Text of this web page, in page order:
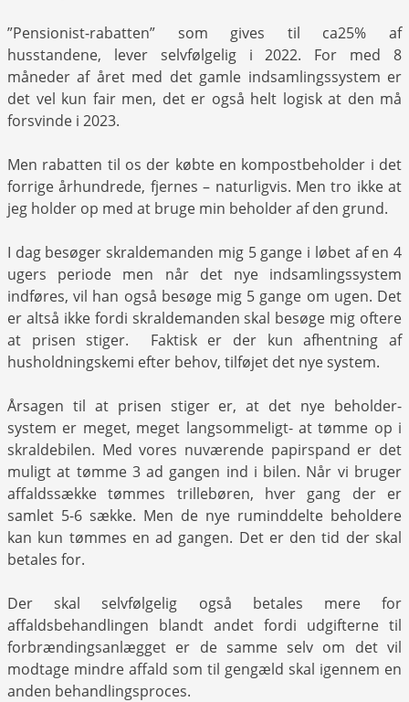
”Pensionist-rabatten” som gives til ca25% af
husstandene, lever selvfølgelig i 2022. For med 8
måneder af året med det gamle indsamlingssystem er
det vel kun fair men, det er også helt logisk at den må
forsvinde i 2023.
Men rabatten til os der købte en kompostbeholder i det
forrige århundrede, fjernes – naturligvis. Men tro ikke at
jeg holder op med at bruge min beholder af den grund.
I dag besøger skraldemanden mig 5 gange i løbet af en 4
ugers periode men når det nye indsamlingssystem
indføres, vil han også besøge mig 5 gange om ugen. Det
er altså ikke fordi skraldemanden skal besøge mig oftere
at prisen stiger. Faktisk er der kun afhentning af
husholdningskemi efter behov, tilføjet det nye system.
Årsagen til at prisen stiger er, at det nye beholder-
system er meget, meget langsommeligt- at tømme op i
skraldebilen. Med vores nuværende papirspand er det
muligt at tømme 3 ad gangen ind i bilen. Når vi bruger
affaldssække tømmes trillebøren, hver gang der er
samlet 5-6 sække. Men de nye ruminddelte beholdere
kan kun tømmes en ad gangen. Det er den tid der skal
betales for.
Der skal selvfølgelig også betales mere for
affaldsbehandlingen blandt andet fordi udgifterne til
forbrændingsanlægget er de samme selv om det vil
modtage mindre affald som til gengæld skal igennem en
anden behandlingsproces.